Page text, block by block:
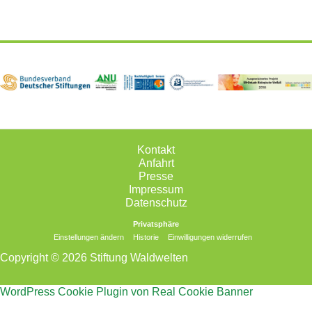
Kontakt
Anfahrt
Presse
Impressum
Datenschutz
Privatsphäre
Einstellungen ändern
Historie Einwilligungen widerrufen
Copyright © 2026 Stiftung Waldwelten
WordPress Cookie Plugin von Real Cookie Banner